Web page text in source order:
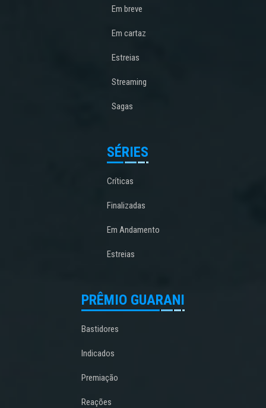
Em breve
Em cartaz
Estreias
Streaming
Sagas
SÉRIES
Críticas
Finalizadas
Em Andamento
Estreias
PRÊMIO GUARANI
Bastidores
Indicados
Premiação
Reações